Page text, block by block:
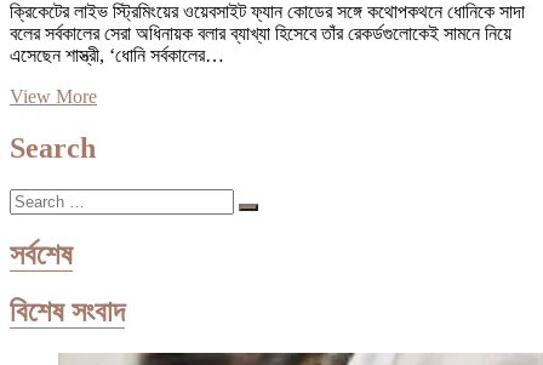
ক্রিকেটের লাইভ স্ট্রিমিংয়ের ওয়েবসাইট ফ্যান কোডের সঙ্গে কথোপকথনে ধোনিকে সাদা
বলের সর্বকালের সেরা অধিনায়ক বলার ব্যাখ্যা হিসেবে তাঁর রেকর্ডগুলোকেই সামনে নিয়ে
এসেছেন শাস্ত্রী, ‘ধোনি সর্বকালের…
View Moreঅধিনায়ক
Search
Search
…
সর্বশেষ
বিশেষ সংবাদ